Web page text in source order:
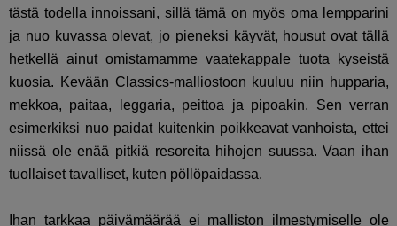
tästä todella innoissani, sillä tämä on myös oma lempparini
ja nuo kuvassa olevat, jo pieneksi käyvät, housut ovat tällä
hetkellä ainut omistamamme vaatekappale tuota kyseistä
kuosia. Kevään Classics-malliostoon kuuluu niin hupparia,
mekkoa, paitaa, leggaria, peittoa ja pipoakin. Sen verran
esimerkiksi nuo paidat kuitenkin poikkeavat vanhoista, ettei
niissä ole enää pitkiä resoreita hihojen suussa. Vaan ihan
tuollaiset tavalliset, kuten pöllöpaidassa.
Ihan tarkkaa päivämäärää ei malliston ilmestymiselle ole